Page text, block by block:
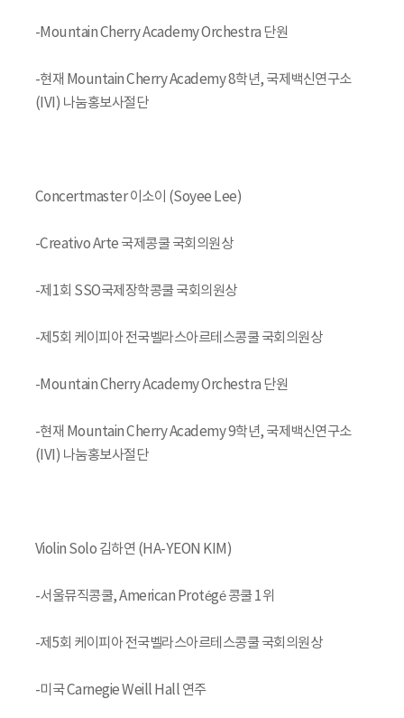
-Mountain Cherry Academy Orchestra 단원
-현재 Mountain Cherry Academy 8학년, 국제백신연구소
(IVI) 나눔홍보사절단
Concertmaster 이소이 (Soyee Lee)
-Creativo Arte 국제콩쿨 국회의원상
-제1회 SSO국제장학콩쿨 국회의원상
-제5회 케이피아 전국벨라스아르테스콩쿨 국회의원상
-Mountain Cherry Academy Orchestra 단원
-현재 Mountain Cherry Academy 9학년, 국제백신연구소
(IVI) 나눔홍보사절단
Violin Solo 김하연 (HA-YEON KIM)
-서울뮤직콩쿨, American Protégé 콩쿨 1위
-제5회 케이피아 전국벨라스아르테스콩쿨 국회의원상
-미국 Carnegie Weill Hall 연주